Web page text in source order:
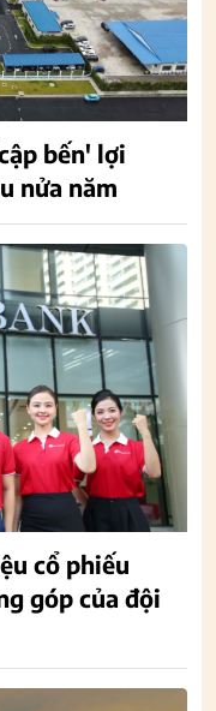
bến' lợi
nửa năm
cổ phiếu
góp của đội